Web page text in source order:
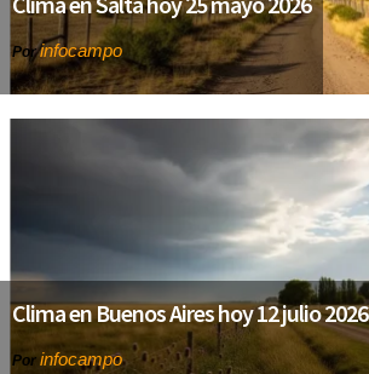
Porinfocampo
Clima en Buenos Aires hoy 12 julio 2026
Por infocampo